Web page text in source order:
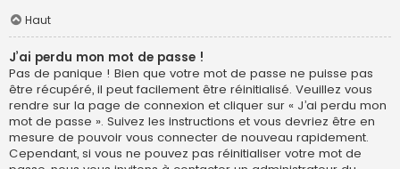
Haut
J’ai perdu mon mot de passe !
Pas de panique ! Bien que votre mot de passe ne puisse pas
être récupéré, il peut facilement être réinitialisé. Veuillez vous
rendre sur la page de connexion et cliquer sur « J’ai perdu mon
mot de passe ». Suivez les instructions et vous devriez être en
mesure de pouvoir vous connecter de nouveau rapidement.
Cependant, si vous ne pouvez pas réinitialiser votre mot de